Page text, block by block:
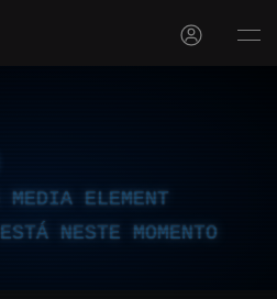
MEDIA ELEMENT
NESTE MOMENTO